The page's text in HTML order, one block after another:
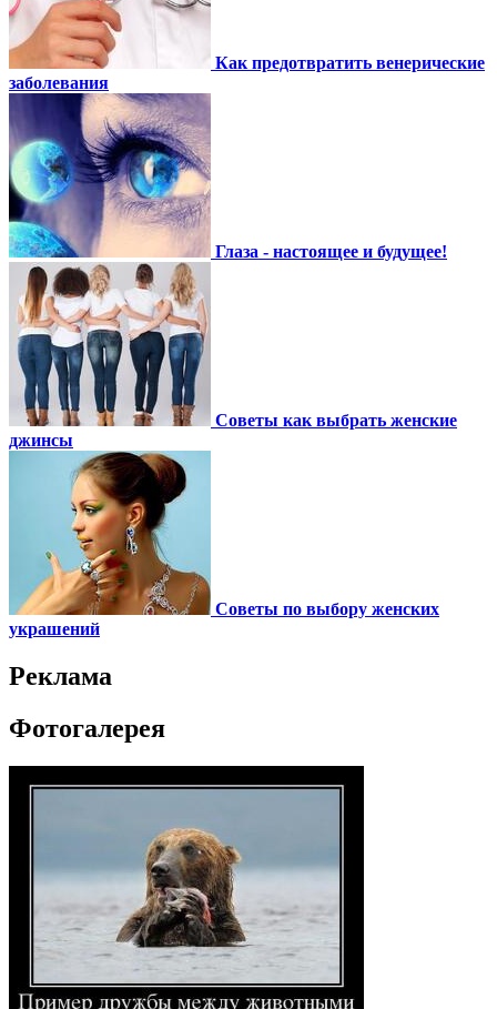
Как предотвратить венерические
заболевания
Глаза - настоящее и будущее!
Советы как выбрать женские
джинсы
Советы по выбору женских
украшений
Реклама
Фотогалерея